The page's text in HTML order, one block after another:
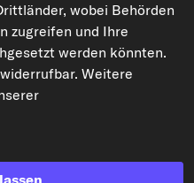
wobei Behörden
zugreifen und Ihre
werden könnten.
Weitere